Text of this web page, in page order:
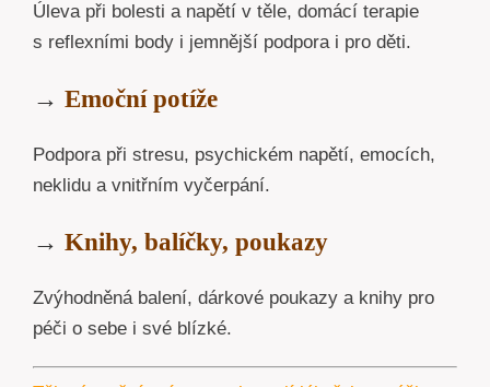
Úleva při bolesti a napětí v těle, domácí terapie
s reflexními body i jemnější podpora i pro děti.
→ Emoční potíže
Podpora při stresu, psychickém napětí, emocích,
neklidu a vnitřním vyčerpání.
→ Knihy, balíčky, poukazy
Zvýhodněná balení, dárkové poukazy a knihy pro
péči o sebe i své blízké.